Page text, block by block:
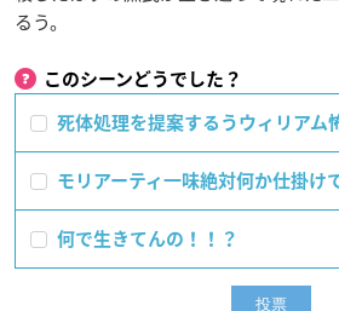
るう。
このシーンどうでした？
死体処理を提案するうウィリアム
モリアーティ一味絶対何か仕掛け
何で生きてんの！！？